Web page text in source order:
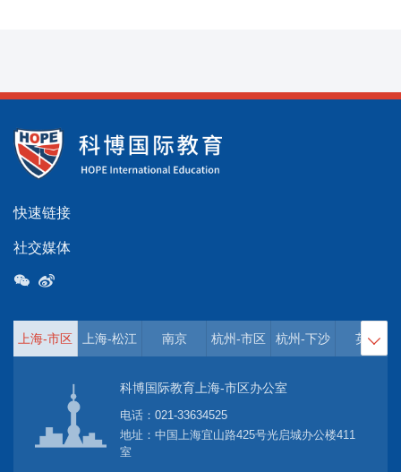
快速链接
社交媒体
上海-市区 上海-松江 南京 杭州-市区 杭州-下沙 英国

科博国际教育上海-市区办公室
电话： 021-33634525
地址：中国上海宜山路425号光启城办公楼411
室